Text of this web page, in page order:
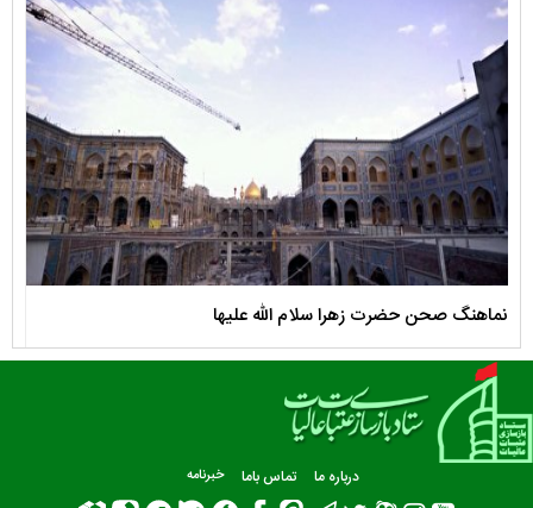
نماهنگ صحن حضرت زهرا سلام الله علیها
درباره ما تماس باما خبرنامه